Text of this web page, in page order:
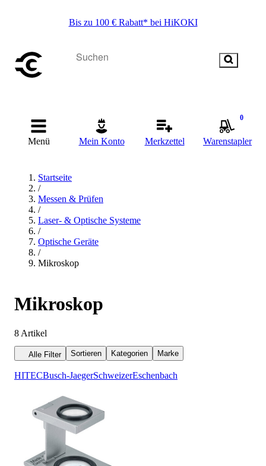
Bis zu 100 € Rabatt* bei HiKOKI
Menü Mein Konto Merkzettel
0
Warenstapler
Startseite
/
Messen & Prüfen
/
Laser- & Optische Systeme
/
Optische Geräte
/
Mikroskop
Mikroskop
8 Artikel
Alle Filter Sortieren Kategorien Marke
HITECBusch-JaegerSchweizerEschenbach